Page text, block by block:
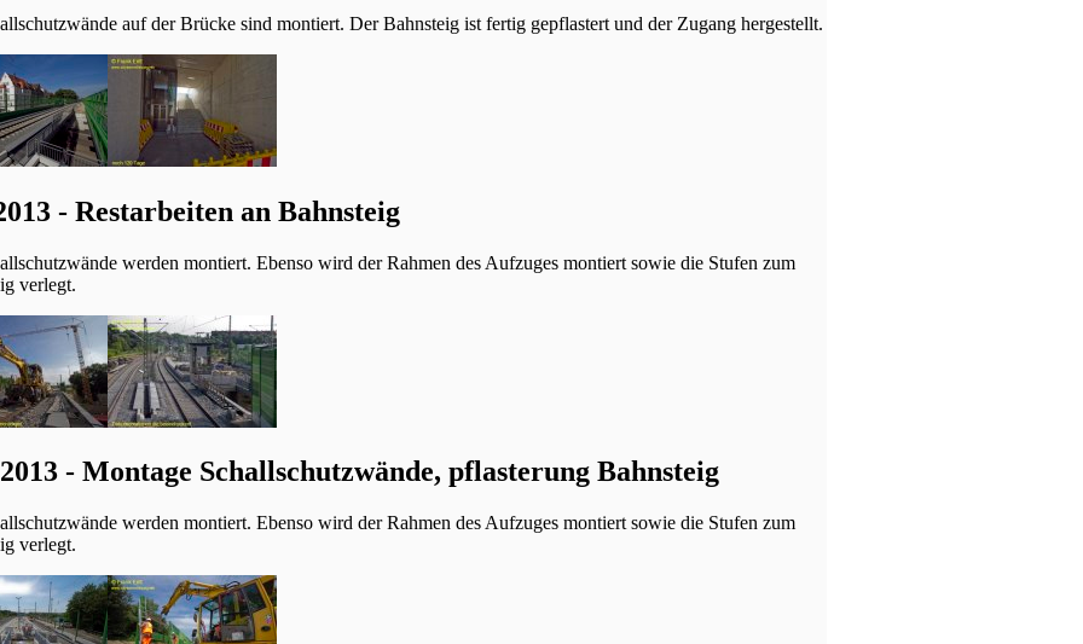
auf der Brücke sind montiert. Der Bahnsteig ist fertig gepflastert und der Zugang hergestellt.
- Restarbeiten an Bahnsteig
werden montiert. Ebenso wird der Rahmen des Aufzuges montiert sowie die Stufen zum
verlegt.
- Montage Schallschutzwände, pflasterung Bahnsteig
werden montiert. Ebenso wird der Rahmen des Aufzuges montiert sowie die Stufen zum
verlegt.